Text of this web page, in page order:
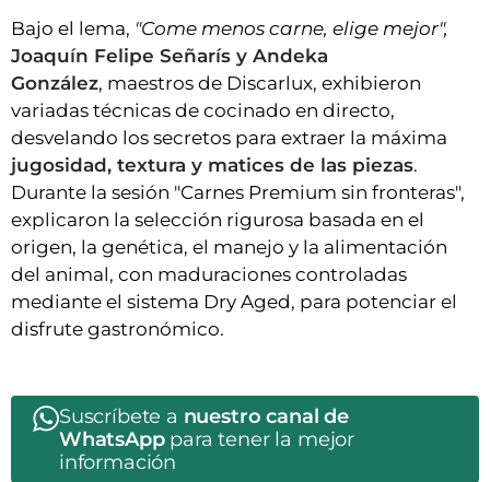
Bajo el lema, "Come menos carne, elige mejor",
Joaquín Felipe Señarís y Andeka
González, maestros de Discarlux, exhibieron
variadas técnicas de cocinado en directo,
desvelando los secretos para extraer la máxima
jugosidad, textura y matices de las piezas.
Durante la sesión "Carnes Premium sin fronteras",
explicaron la selección rigurosa basada en el
origen, la genética, el manejo y la alimentación
del animal, con maduraciones controladas
mediante el sistema Dry Aged, para potenciar el
disfrute gastronómico.
Suscríbete a nuestro canal de
WhatsApppara tener la mejor
información